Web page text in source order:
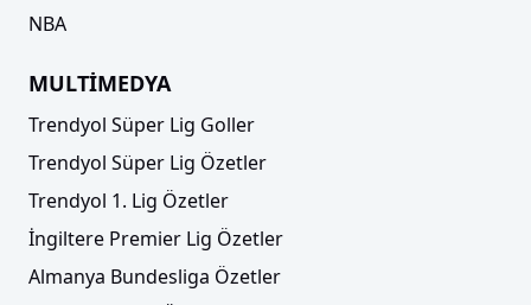
NBA
MULTİMEDYA
Trendyol Süper Lig Goller
Trendyol Süper Lig Özetler
Trendyol 1. Lig Özetler
İngiltere Premier Lig Özetler
Almanya Bundesliga Özetler